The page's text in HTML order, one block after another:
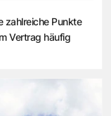
zahlreiche Punkte
Vertrag häufig